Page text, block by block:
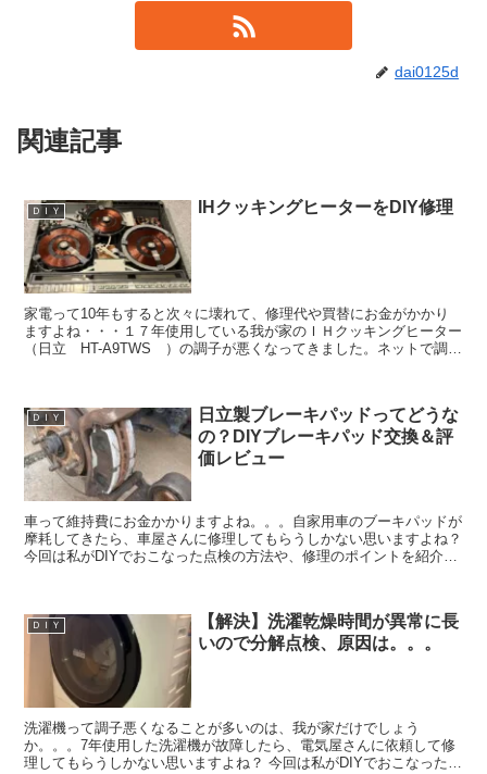
dai0125d
関連記事
ＤＩＹ IHクッキングヒーターをDIY修理
家電って10年もすると次々に壊れて、修理代や買替にお金がかかり
ますよね・・・１７年使用している我が家のＩＨクッキングヒーター
（日立 HT-A9TWS ）の調子が悪くなってきました。ネットで調べ
ＤＩＹ
日立製ブレーキパッドってどうな
の？DIYブレーキパッド交換＆評
価レビュー
車って維持費にお金かかりますよね。。。自家用車のブーキパッドが
摩耗してきたら、車屋さんに修理してもらうしかない思いますよね？
今回は私がDIYでおこなった点検の方法や、修理のポイントを紹介し
ＤＩＹ
【解決】洗濯乾燥時間が異常に長
いので分解点検、原因は。。。
洗濯機って調子悪くなることが多いのは、我が家だけでしょう
か。。。7年使用した洗濯機が故障したら、電気屋さんに依頼して修
理してもらうしかない思いますよね？ 今回は私がDIYでおこなった点